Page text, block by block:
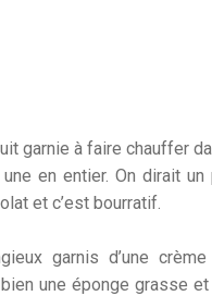
garnie à faire chauffer
en entier. On dirait
et c’est bourratif.
garnis d’une
une éponge grasse